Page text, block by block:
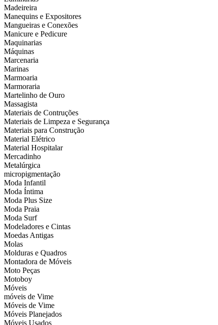
Madeireira
Manequins e Expositores
Mangueiras e Conexões
Manicure e Pedicure
Maquinarias
Máquinas
Marcenaria
Marinas
Marmoaria
Marmoraria
Martelinho de Ouro
Massagista
Materiais de Contruções
Materiais de Limpeza e Segurança
Materiais para Construção
Material Elétrico
Material Hospitalar
Mercadinho
Metalúrgica
micropigmentação
Moda Infantil
Moda Íntima
Moda Plus Size
Moda Praia
Moda Surf
Modeladores e Cintas
Moedas Antigas
Molas
Molduras e Quadros
Montadora de Móveis
Moto Peças
Motoboy
Móveis
móveis de Vime
Móveis de Vime
Móveis Planejados
Móveis Usados